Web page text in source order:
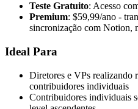
Teste Gratuito: Acesso
Premium: $59,99/ano -
sincronização com Notion,
Ideal Para
Diretores e VPs realizando
contribuidores individuais
Contribuidores individuais